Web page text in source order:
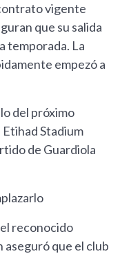
vigente
que su salida
temporada. La
empezó a
del próximo
Stadium
de Guardiola
reconocido
aseguró que el club